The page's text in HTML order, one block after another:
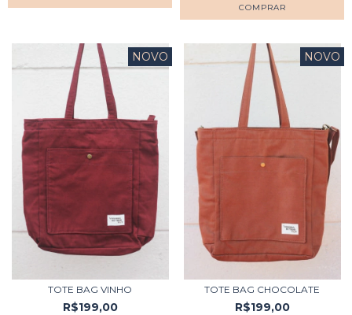
NOVO
TOTE BAG VINHO
R$199,00
NOVO
TOTE BAG CHOCOLATE
R$199,00